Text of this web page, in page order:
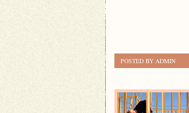
POSTED BY ADMIN